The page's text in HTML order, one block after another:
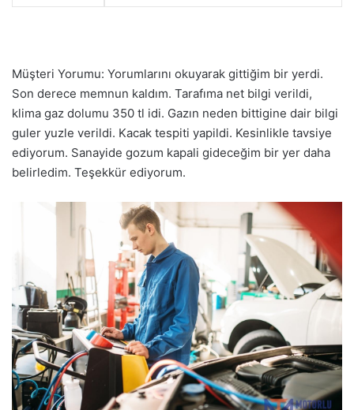
Müşteri Yorumu: Yorumlarını okuyarak gittiğim bir yerdi.
Son derece memnun kaldım. Tarafıma net bilgi verildi,
klima gaz dolumu 350 tl idi. Gazın neden bittigine dair bilgi
guler yuzle verildi. Kacak tespiti yapildi. Kesinlikle tavsiye
ediyorum. Sanayide gozum kapali gideceğim bir yer daha
belirledim. Teşekkür ediyorum.